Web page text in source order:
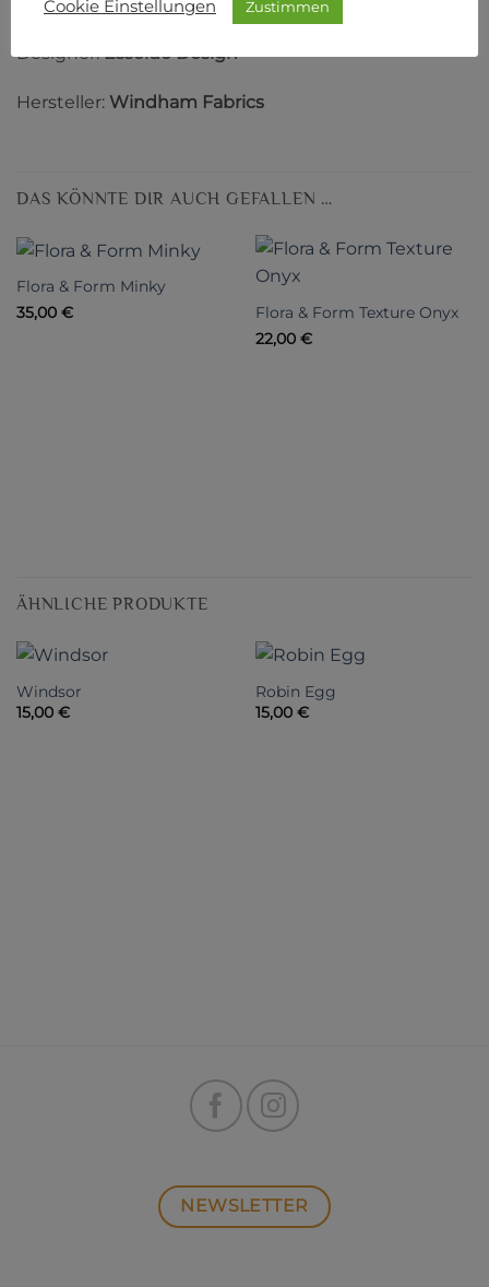
Designer:Essoldo Design
Hersteller: Windham Fabrics
DAS KÖNNTE DIR AUCH GEFALLEN …
Flora & Form Minky
35,00 €
Flora & Form Texture Onyx
22,00 €
ÄHNLICHE PRODUKTE
Windsor
15,00 €
Robin Egg
15,00 €
NEWSLETTER
Cookie Einstellungen Zustimmen